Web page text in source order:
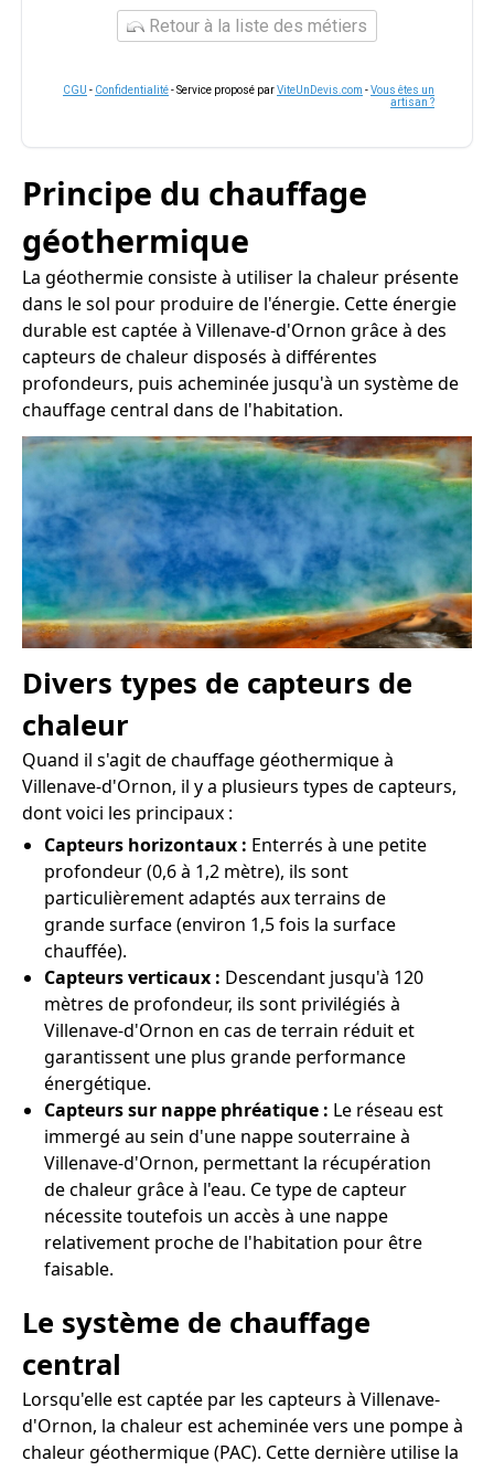
Retour à la liste des métiers
CGU - Confidentialité- Service proposé parViteUnDevis.com -Vous êtes un
artisan ?
Principe du chauffage
géothermique
La géothermie consiste à utiliser la chaleur présente
dans le sol pour produire de l'énergie. Cette énergie
durable est captée à Villenave-d'Ornon grâce à des
capteurs de chaleur disposés à différentes
profondeurs, puis acheminée jusqu'à un système de
chauffage central dans de l'habitation.
Divers types de capteurs de
chaleur
Quand il s'agit de chauffage géothermique à
Villenave-d'Ornon, il y a plusieurs types de capteurs,
dont voici les principaux :
Capteurs horizontaux : Enterrés à une petite
profondeur (0,6 à 1,2 mètre), ils sont
particulièrement adaptés aux terrains de
grande surface (environ 1,5 fois la surface
chauffée).
Capteurs verticaux : Descendant jusqu'à 120
mètres de profondeur, ils sont privilégiés à
Villenave-d'Ornon en cas de terrain réduit et
garantissent une plus grande performance
énergétique.
Capteurs sur nappe phréatique : Le réseau est
immergé au sein d'une nappe souterraine à
Villenave-d'Ornon, permettant la récupération
de chaleur grâce à l'eau. Ce type de capteur
nécessite toutefois un accès à une nappe
relativement proche de l'habitation pour être
faisable.
Le système de chauffage
central
Lorsqu'elle est captée par les capteurs à Villenave-
d'Ornon, la chaleur est acheminée vers une pompe à
chaleur géothermique (PAC). Cette dernière utilise la